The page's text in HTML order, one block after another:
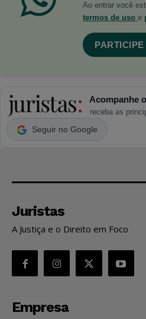
Ao entrar você
termos de uso e
Acompanhe
receba as
Seguir no Google
Juristas
A Justiça e o Direito em Foco
Empresa